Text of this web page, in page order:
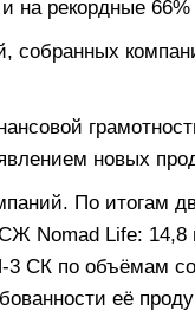
на рекордные
собранных
новых
По итогам
Nomad Life: 14,8
3 СК по объёмам
её